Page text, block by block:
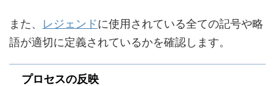
また、 レジェンドに使用されている全ての記号や略
語が適切に定義されているかを確認します。
プロセスの反映